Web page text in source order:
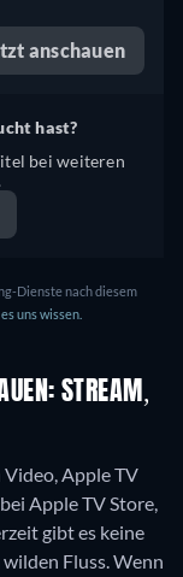
anschauen
hast?
bei weiteren
Dienste nach diesem
uns wissen.
STREAM,
Apple TV
Apple TV Store,
gibt es keine
Fluss. Wenn